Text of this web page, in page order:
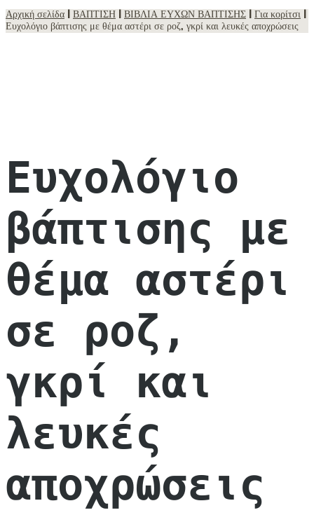
Αρχική σελίδα ΒΑΠΤΙΣΗ ΒΙΒΛΙΑ ΕΥΧΩΝ ΒΑΠΤΙΣΗΣ Για κορίτσι
Ευχολόγιο βάπτισης με θέμα αστέρι σε ροζ, γκρί και λευκές αποχρώσεις
Ευχολόγιο
βάπτισης με
θέμα αστέρι
σε ροζ,
γκρί και
λευκές
αποχρώσεις